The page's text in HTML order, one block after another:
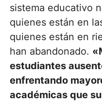
sistema educativo
quienes están en
quienes están en
han abandonado.
estudiantes
enfrentando
académicas que